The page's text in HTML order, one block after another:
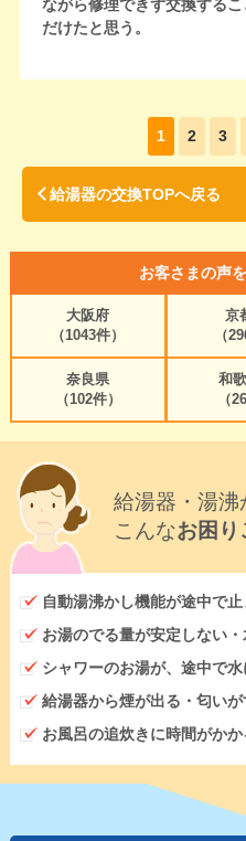
ながら修理できず交換する
だけたと思う。
1 2 3
給湯器の交換TOPへ戻る
お客さまの声
大阪府
（1043件）
京
（
奈良県
（102件）
和
（
給湯器・湯沸
こんなお困り
自動湯沸かし機能が途中で止
お湯のでる量が安定しない
シャワーのお湯が、途中で水
給湯器から煙が出る・匂い
お風呂の追炊きに時間がかか